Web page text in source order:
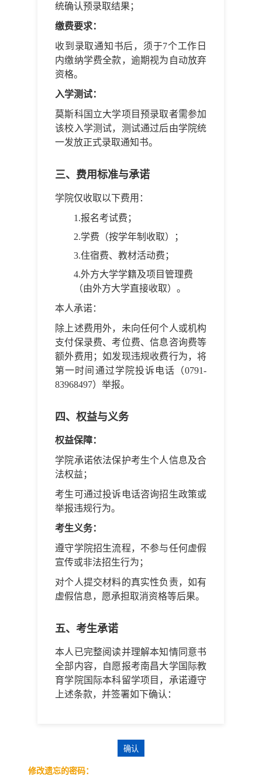
统确认预录取结果；
缴费要求：
收到录取通知书后，须于7个工作日
内缴纳学费全款，逾期视为自动放弃
资格。
入学测试：
莫斯科国立大学项目预录取者需参加
该校入学测试，测试通过后由学院统
一发放正式录取通知书。
三、费用标准与承诺
学院仅收取以下费用：
1.报名考试费；
2.学费（按学年制收取）；
3.住宿费、教材活动费；
4.外方大学学籍及项目管理费
（由外方大学直接收取）。
本人承诺：
除上述费用外，未向任何个人或机构
支付保录费、考位费、信息咨询费等
额外费用；如发现违规收费行为，将
第一时间通过学院投诉电话（0791-
83968497）举报。
四、权益与义务
权益保障：
学院承诺依法保护考生个人信息及合
法权益；
考生可通过投诉电话咨询招生政策或
举报违规行为。
考生义务：
遵守学院招生流程，不参与任何虚假
宣传或非法招生行为；
对个人提交材料的真实性负责，如有
虚假信息，愿承担取消资格等后果。
五、考生承诺
本人已完整阅读并理解本知情同意书
全部内容，自愿报考南昌大学国际教
育学院国际本科留学项目，承诺遵守
上述条款，并签署如下确认：
修改遗忘的密码：